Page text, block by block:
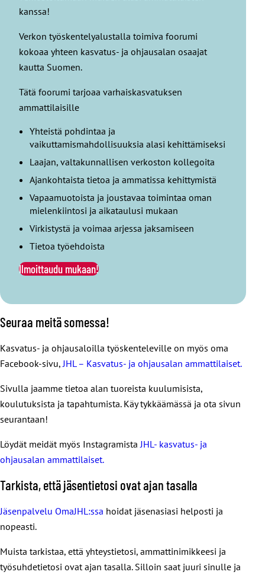
kanssa!
Verkon työskentelyalustalla toimiva foorumi
kokoaa yhteen kasvatus- ja ohjausalan osaajat
kautta Suomen.
Tätä foorumi tarjoaa varhaiskasvatuksen
ammattilaisille
Yhteistä pohdintaa ja
vaikuttamismahdollisuuksia alasi kehittämiseksi
Laajan, valtakunnallisen verkoston kollegoita
Ajankohtaista tietoa ja ammatissa kehittymistä
Vapaamuotoista ja joustavaa toimintaa oman
mielenkiintosi ja aikataulusi mukaan
Virkistystä ja voimaa arjessa jaksamiseen
Tietoa työehdoista
Ilmoittaudu mukaan!
Seuraa meitä somessa!
Kasvatus- ja ohjausaloilla työskenteleville on myös oma
Facebook-sivu, JHL – Kasvatus- ja ohjausalan ammattilaiset.
Sivulla jaamme tietoa alan tuoreista kuulumisista,
koulutuksista ja tapahtumista. Käy tykkäämässä ja ota sivun
seurantaan!
Löydät meidät myös Instagramista JHL- kasvatus- ja
ohjausalan ammattilaiset.
Tarkista, että jäsentietosi ovat ajan tasalla
Jäsenpalvelu OmaJHL:ssa hoidat jäsenasiasi helposti ja
nopeasti.
Muista tarkistaa, että yhteystietosi, ammattinimikkeesi ja
työsuhdetietosi ovat ajan tasalla. Silloin saat juuri sinulle ja